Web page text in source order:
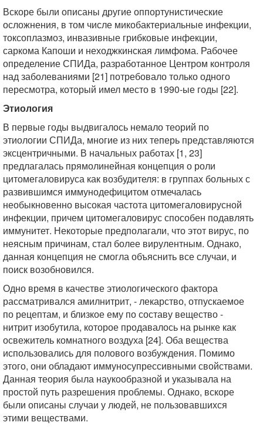
Вскоре были описаны другие оппортунистические
осложнения, в том числе микобактериальные инфекции,
токсоплазмоз, инвазивные грибковые инфекции,
саркома Капоши и неходжкинская лимфома. Рабочее
определение СПИДа, разработанное Центром контроля
над заболеваниями [21] потребовало только одного
пересмотра, который имел место в 1990-ые годы [22].
Этиология
В первые годы выдвигалось немало теорий по
этиологии СПИДа, многие из них теперь представляются
эксцентричными. В начальных работах [1, 23]
предлагалась прямолинейная концепция о роли
цитомегаловируса как возбудителя: в группах больных с
развившимся иммунодефицитом отмечалась
необыкновенно высокая частота цитомегаловирусной
инфекции, причем цитомегаловирус способен подавлять
иммунитет. Некоторые предполагали, что этот вирус, по
неясным причинам, стал более вирулентным. Однако,
данная концепция не смогла объяснить все случаи, и
поиск возобновился.
Одно время в качестве этиологического фактора
рассматривался амилнитрит, - лекарство, отпускаемое
по рецептам, и близкое ему по составу вещество -
нитрит изобутила, которое продавалось на рынке как
освежитель комнатного воздуха [24]. Оба вещества
использовались для полового возбуждения. Помимо
этого, они обладают иммуносупрессивными свойствами.
Данная теория была наукообразной и указывала на
простой путь разрешения проблемы. Однако, вскоре
были описаны случаи у людей, не пользовавшихся
этими веществами.